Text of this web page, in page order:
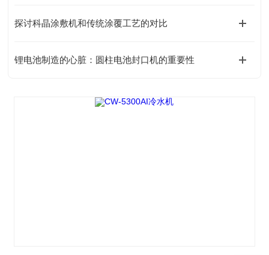
探讨科晶涂敷机和传统涂覆工艺的对比
锂电池制造的心脏：圆柱电池封口机的重要性